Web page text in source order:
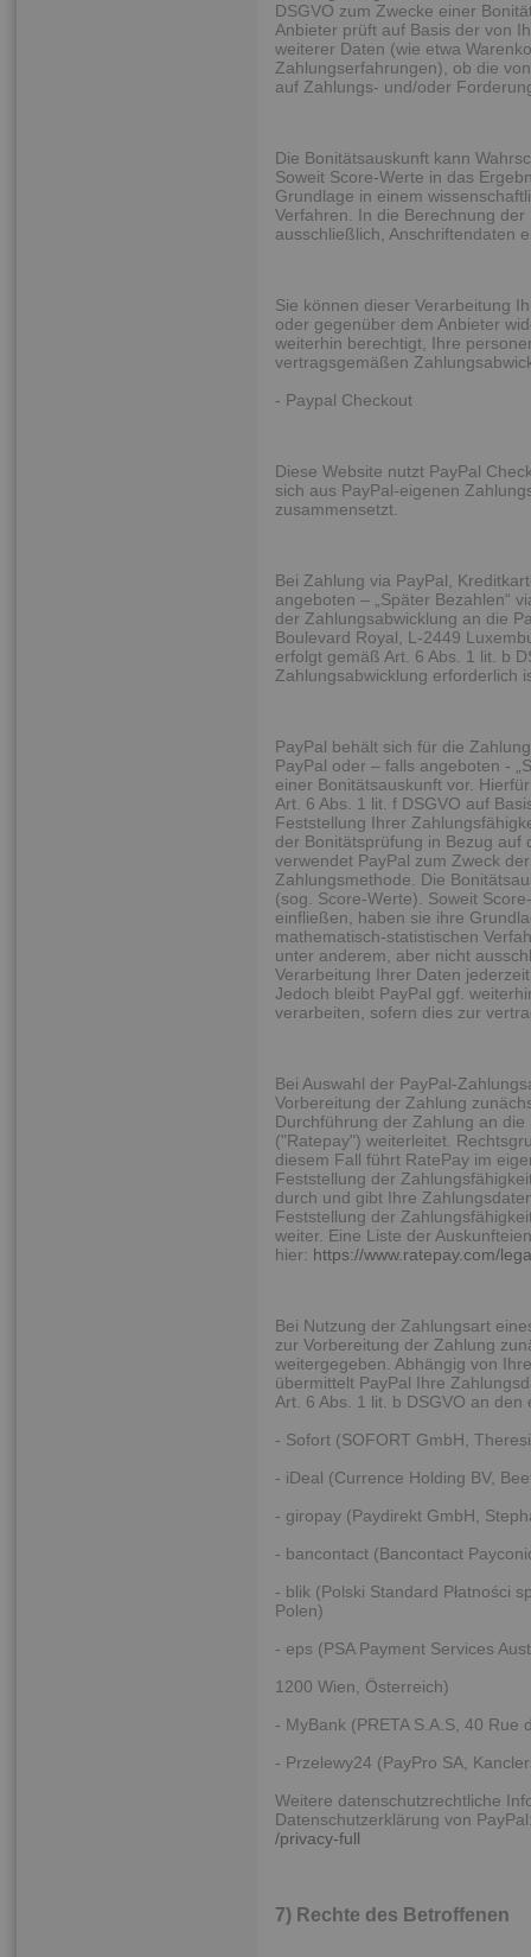
DSGVO zum Zwecke einer
Anbieter prüft auf Basis der von
weiterer Daten (wie etwa
Zahlungserfahrungen), ob die
auf Zahlungs- und/oder
Die Bonitätsauskunft kann
Soweit Score-Werte in das
Grundlage in einem
Verfahren. In die Berechnung
ausschließlich, Anschriftendaten
Sie können dieser Verarbeitung
oder gegenüber dem Anbieter
weiterhin berechtigt, Ihre
vertragsgemäßen
- Paypal Checkout
Diese Website nutzt PayPal
sich aus PayPal-eigenen
zusammensetzt.
Bei Zahlung via PayPal,
angeboten – „Später Bezahlen“
der Zahlungsabwicklung an die
Boulevard Royal, L-2449
erfolgt gemäß Art. 6 Abs. 1 lit. b
Zahlungsabwicklung erforderlich
PayPal behält sich für die
PayPal oder – falls angeboten -
einer Bonitätsauskunft vor.
Art. 6 Abs. 1 lit. f DSGVO auf
Feststellung Ihrer
der Bonitätsprüfung in Bezug auf
verwendet PayPal zum Zweck
Zahlungsmethode. Die
(sog. Score-Werte). Soweit
einfließen, haben sie ihre
mathematisch-statistischen
unter anderem, aber nicht
Verarbeitung Ihrer Daten
Jedoch bleibt PayPal ggf.
verarbeiten, sofern dies zur
Bei Auswahl der PayPal-
Vorbereitung der Zahlung
Durchführung der Zahlung an
("Ratepay") weiterleitet.
diesem Fall führt RatePay im
Feststellung der
durch und gibt Ihre
Feststellung der
weiter. Eine Liste der
hier: https://www.ratepay.com/
Bei Nutzung der Zahlungsart
zur Vorbereitung der Zahlung
weitergegeben. Abhängig von
übermittelt PayPal Ihre
Art. 6 Abs. 1 lit. b DSGVO an
- Sofort (SOFORT GmbH,
- iDeal (Currence Holding BV,
- giropay (Paydirekt GmbH,
- bancontact (Bancontact
- blik (Polski Standard Płatności
Polen)
- eps (PSA Payment Services
1200 Wien, Österreich)
- MyBank (PRETA S.A.S, 40
- Przelewy24 (PayPro SA,
Weitere datenschutzrechtliche
Datenschutzerklärung von
/privacy-full
7) Rechte des Betroffenen